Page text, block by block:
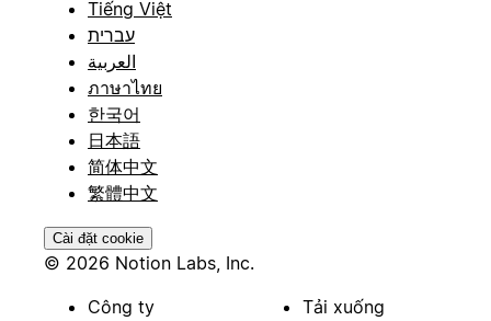
Tiếng Việt
עברית
العربية
ภาษาไทย
한국어
日本語
简体中文
繁體中文
Cài đặt cookie
© 2026 Notion Labs, Inc.
Công ty
Tải xuống